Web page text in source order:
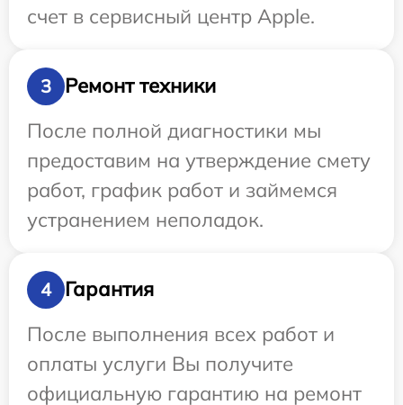
счет в сервисный центр Apple.
3
Ремонт техники
После полной диагностики мы
предоставим на утверждение смету
работ, график работ и займемся
устранением неполадок.
4
Гарантия
После выполнения всех работ и
оплаты услуги Вы получите
официальную гарантию на ремонт